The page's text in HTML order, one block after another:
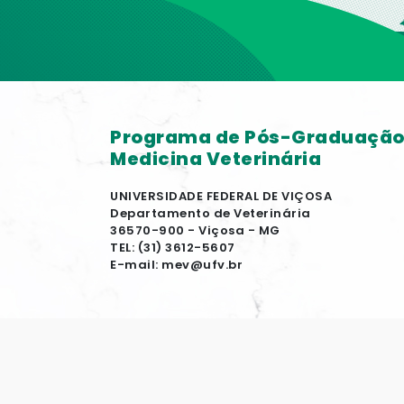
Programa de Pós-
Medicina Veterinária
UNIVERSIDADE FEDERAL DE VIÇOSA
Departamento de Veterinária
36570-900 - Viçosa - MG
TEL: (31) 3612-5607
E-mail: mev@ufv.br